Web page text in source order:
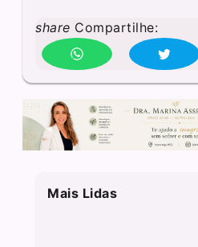
share Compartilhe:
Mais Lidas